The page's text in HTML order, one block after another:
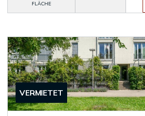
FLÄCHE
VERMIETET